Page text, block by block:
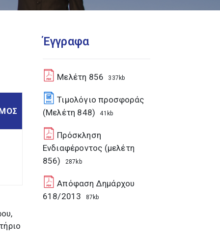
Έγγραφα
Μελέτη 856 337kb
Τιμολόγιο προσφοράς
(Μελέτη 848)
41kb
Πρόσκληση
Ενδιαφέροντος (μελέτη
856)
287kb
Απόφαση Δημάρχου
618/2013
87kb